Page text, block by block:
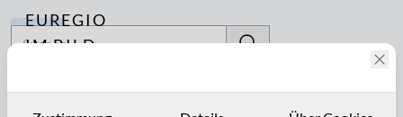
EUREGIO
IM BILD
Archiv
Archiv